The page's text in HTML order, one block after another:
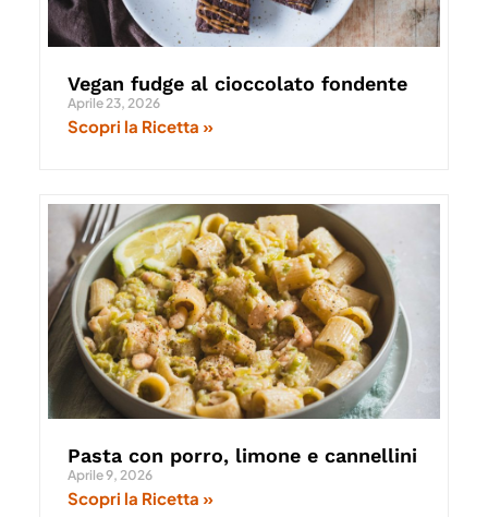
Vegan fudge al cioccolato fondente
Aprile 23, 2026
Scopri la Ricetta »
Pasta con porro, limone e cannellini
Aprile 9, 2026
Scopri la Ricetta »